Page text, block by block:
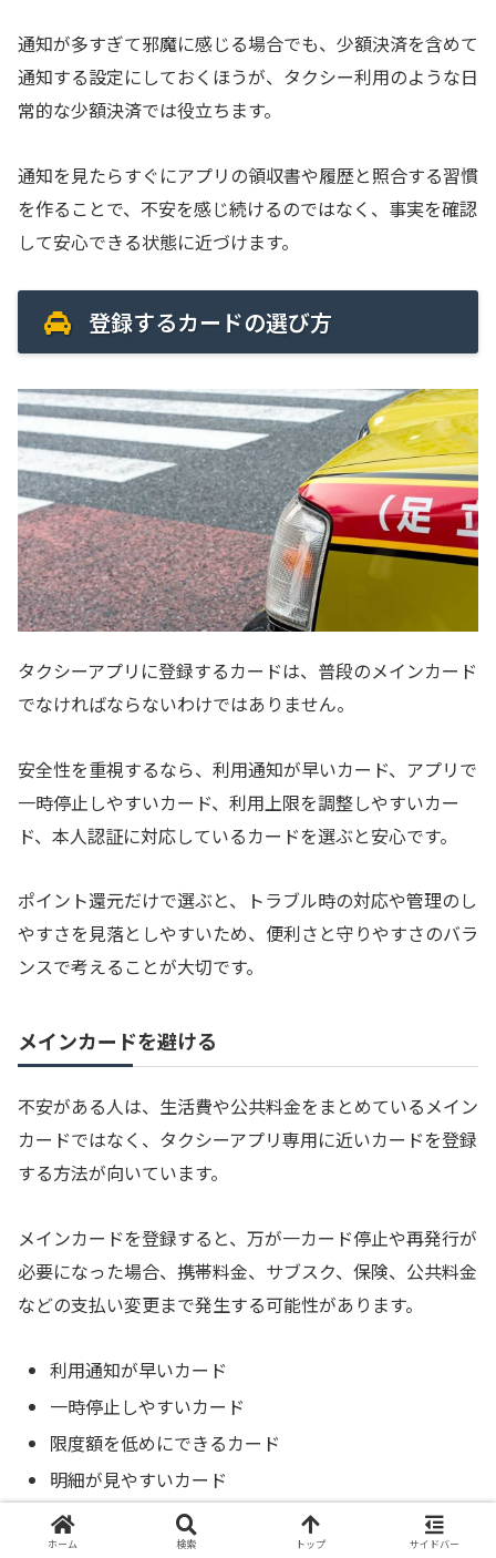
通知が多すぎて邪魔に感じる場合でも、少額決済を含めて
通知する設定にしておくほうが、タクシー利用のような日
常的な少額決済では役立ちます。
通知を見たらすぐにアプリの領収書や履歴と照合する習慣
を作ることで、不安を感じ続けるのではなく、事実を確認
して安心できる状態に近づけます。
登録するカードの選び方
タクシーアプリに登録するカードは、普段のメインカード
でなければならないわけではありません。
安全性を重視するなら、利用通知が早いカード、アプリで
一時停止しやすいカード、利用上限を調整しやすいカー
ド、本人認証に対応しているカードを選ぶと安心です。
ポイント還元だけで選ぶと、トラブル時の対応や管理のし
やすさを見落としやすいため、便利さと守りやすさのバラ
ンスで考えることが大切です。
メインカードを避ける
不安がある人は、生活費や公共料金をまとめているメイン
カードではなく、タクシーアプリ専用に近いカードを登録
する方法が向いています。
メインカードを登録すると、万が一カード停止や再発行が
必要になった場合、携帯料金、サブスク、保険、公共料金
などの支払い変更まで発生する可能性があります。
利用通知が早いカード
一時停止しやすいカード
限度額を低めにできるカード
明細が見やすいカード
本人認証に対応するカード
ホーム 検索 トップ サイドバー